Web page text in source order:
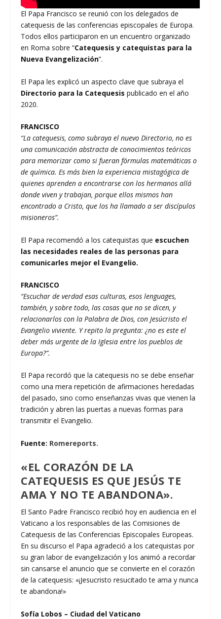
El Papa Francisco se reunió con los delegados de
catequesis de las conferencias episcopales de Europa.
Todos ellos participaron en un encuentro organizado
en Roma sobre “Catequesis y catequistas para la
Nueva Evangelización”.
El Papa les explicó un aspecto clave que subraya el
Directorio para la Catequesis publicado en el año
2020.
FRANCISCO
“La catequesis, como subraya el nuevo Directorio, no es
una comunicación abstracta de conocimientos teóricos
para memorizar como si fueran fórmulas matemáticas o
de química. Es más bien la experiencia mistagógica de
quienes aprenden a encontrarse con los hermanos allá
donde viven y trabajan, porque ellos mismos han
encontrado a Cristo, que los ha llamado a ser discípulos
misioneros”.
El Papa recomendó a los catequistas que escuchen
las necesidades reales de las personas para
comunicarles mejor el Evangelio.
FRANCISCO
“Escuchar de verdad esas culturas, esos lenguages,
también, y sobre todo, las cosas que no se dicen, y
relacionarlos con la Palabra de Dios, con Jesúcristo el
Evangelio viviente. Y repito la pregunta: ¿no es este el
deber más urgente de la Iglesia entre los pueblos de
Europa?”.
El Papa recordó que la catequesis no se debe enseñar
como una mera repetición de afirmaciones heredadas
del pasado, sino como enseñanzas vivas que vienen la
tradición y abren las puertas a nuevas formas para
transmitir el Evangelio.
Fuente: Romereports.
«EL CORAZÓN DE LA
CATEQUESIS ES QUE JESÚS TE
AMA Y NO TE ABANDONA».
El Santo Padre Francisco recibió hoy en audiencia en el
Vaticano a los responsables de las Comisiones de
Catequesis de las Conferencias Episcopales Europeas.
En su discurso el Papa agradeció a los catequistas por
su gran labor de evangelización y los animó a recordar
sin cansarse el anuncio que se convierte en el corazón
de la catequesis: «¡Jesucristo resucitado te ama y nunca
te abandona!»
Sofía Lobos – Ciudad del Vaticano